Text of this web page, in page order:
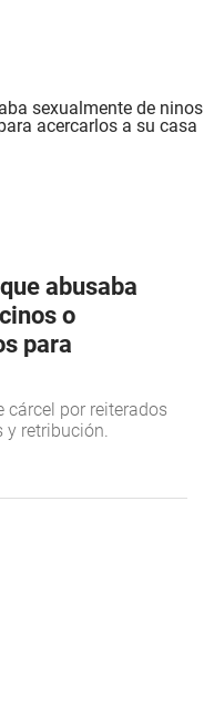
abusaba
o
para
cárcel por reiterados
y retribución.